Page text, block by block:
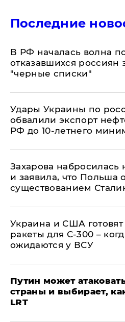
Последние
​В РФ началась волна
отказавшихся россиян
"черные списки"
Удары Украины по
обвалили экспорт
РФ до 10-летнего
​Захарова набросилась
и заявила, что Польша
существованием
Украина и США
ракеты для С-300 –
ожидаются у ВСУ
Путин может
страны и выбирает,
LRT